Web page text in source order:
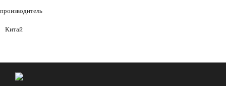
производитель
Китай